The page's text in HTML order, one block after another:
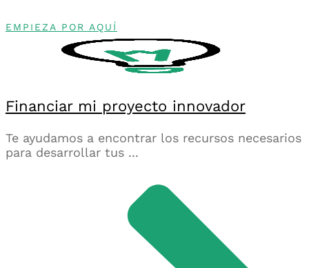
EMPIEZA POR AQUÍ
Financiar mi proyecto innovador
Te ayudamos a encontrar los recursos necesarios
para desarrollar tus ...